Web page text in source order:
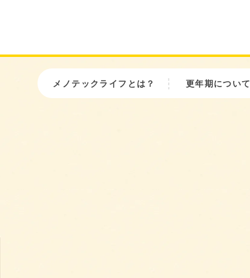
メノテックライフとは？ 更年期について